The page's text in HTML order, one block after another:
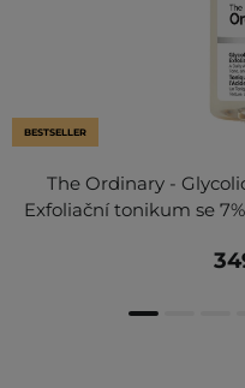
BESTSELLER
The Ordinary -
Exfoliační tonikum se